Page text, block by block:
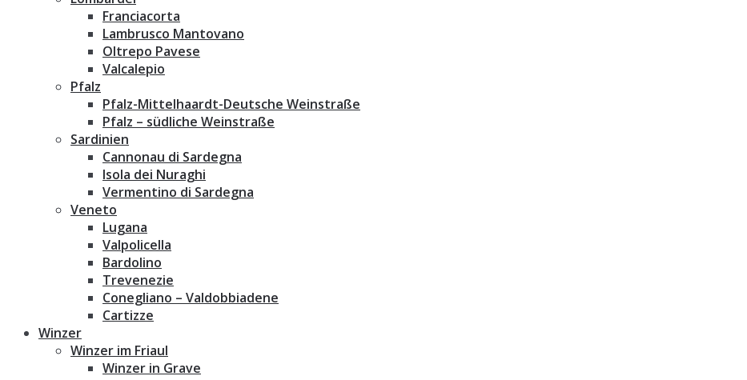
Franciacorta
Lambrusco Mantovano
Oltrepo Pavese
Valcalepio
Pfalz
Pfalz-Mittelhaardt-Deutsche Weinstraße
Pfalz – südliche Weinstraße
Sardinien
Cannonau di Sardegna
Isola dei Nuraghi
Vermentino di Sardegna
Veneto
Lugana
Valpolicella
Bardolino
Trevenezie
Conegliano – Valdobbiadene
Cartizze
Winzer
Winzer im Friaul
Winzer in Grave